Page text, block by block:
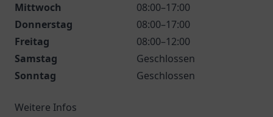
Mittwoch
08:00–17:00
Donnerstag
08:00–17:00
Freitag
08:00–12:00
Samstag
Geschlossen
Sonntag
Geschlossen
Weitere Infos